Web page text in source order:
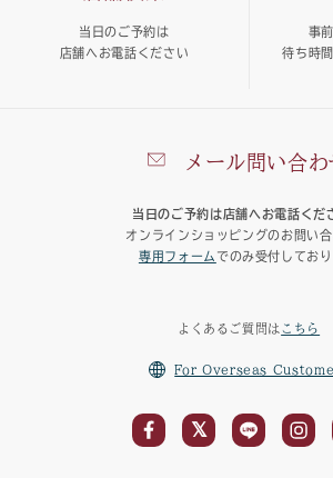
メール問い合わ
当日のご予約は店舗へお電話くだ
オンラインショッピングのお問い
専用フォーム でのみ受付してお
当日のご予約は
店舗へお電話ください
事
待ち時
よくあるご質問は こちら
For Overseas